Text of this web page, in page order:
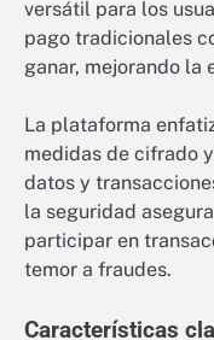
versátil para los
pago tradicionales
ganar, mejorando la
La plataforma
medidas de cifrado
datos y
la seguridad
participar en
temor a fraudes.
Características